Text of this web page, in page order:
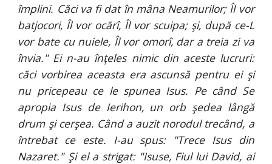
împlini. Căci va fi dat în mâna Neamurilor; Îl vor
batjocori, Îl vor ocărî, Îl vor scuipa; şi, după ce-L
vor bate cu nuiele, Îl vor omorî, dar a treia zi va
învia." Ei n-au înţeles nimic din aceste lucruri:
căci vorbirea aceasta era ascunsă pentru ei şi
nu pricepeau ce le spunea Isus. Pe când Se
apropia Isus de Ierihon, un orb şedea lângă
drum şi cerşea. Când a auzit norodul trecând, a
întrebat ce este. I-au spus: "Trece Isus din
Nazaret." Şi el a strigat: "Isuse, Fiul lui David, ai